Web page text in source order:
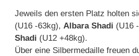
Jeweils den ersten Platz holten
(U16 -63kg), Albara Shadi (U16
Shadi (U12 +48kg).
Über eine Silbermedaille freuen